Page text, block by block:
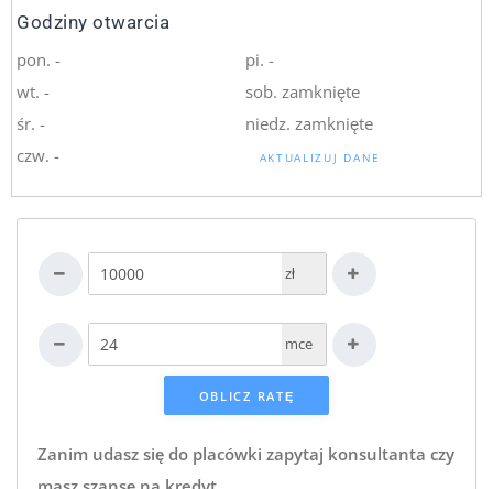
Godziny otwarcia
pon. -
wt. -
śr. -
czw. -
pi. -
sob. zamknięte
niedz. zamknięte
AKTUALIZUJ DANE
zł
mce
Zanim udasz się do placówki zapytaj konsultanta czy